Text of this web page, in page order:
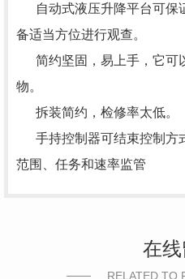
自动式液压升降平台可保
备适当方位进行观查。
简约坚固，易上手，它可
物。
拆装简约，检修率太低。
手持控制器可结束控制方
范围、任务和速率监管
在
RELATED TO